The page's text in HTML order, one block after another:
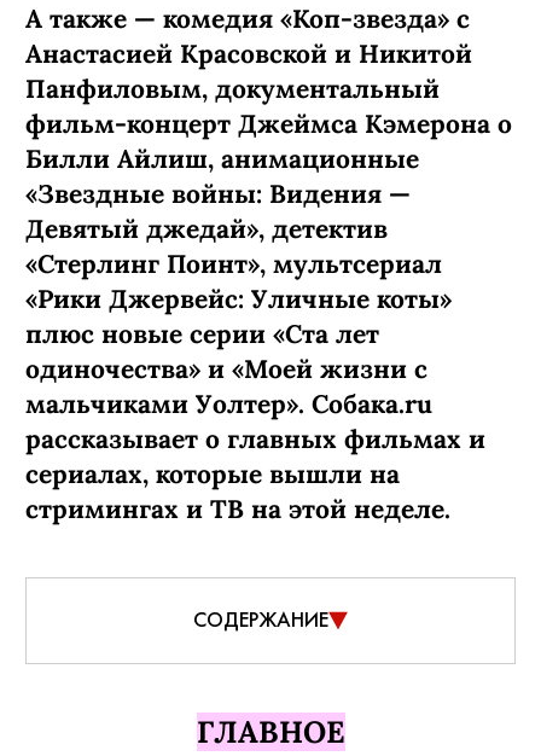
А также — комедия «Коп-звезда» с
Анастасией Красовской и Никитой
Панфиловым, документальный
фильм-концерт Джеймса Кэмерона о
Билли Айлиш, анимационные
«Звездные войны: Видения —
Девятый джедай», детектив
«Стерлинг Поинт», мультсериал
«Рики Джервейс: Уличные коты»
плюс новые серии «Ста лет
одиночества» и «Моей жизни с
мальчиками Уолтер». Собака.ru
рассказывает о главных фильмах и
сериалах, которые вышли на
стримингах и ТВ на этой неделе.
СОДЕРЖАНИЕ
ГЛАВНОЕ